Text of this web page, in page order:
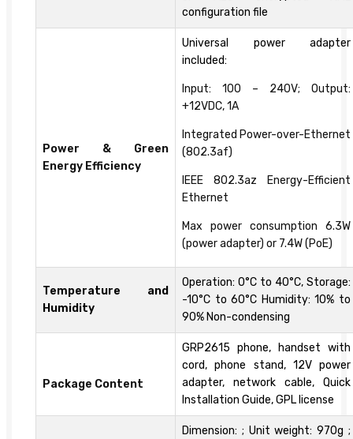
configuration file
Power & Green
Energy Efficiency
Universal power adapter
included:
Input: 100 – 240V; Output:
+12VDC, 1A
Integrated Power-over-Ethernet
(802.3af)
IEEE 802.3az Energy-Efficient
Ethernet
Max power consumption 6.3W
(power adapter) or 7.4W (PoE)
Temperature and
Humidity
Operation: 0°C to 40°C, Storage:
-10°C to 60°C Humidity: 10% to
90% Non-condensing
Package Content
GRP2615 phone, handset with
cord, phone stand, 12V power
adapter, network cable, Quick
Installation Guide, GPL license
Dimension: ; Unit weight: 970g ;